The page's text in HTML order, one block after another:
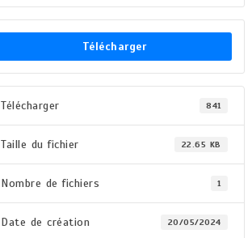
Télécharger
Télécharger 841
Taille du fichier 22.65 KB
Nombre de fichiers 1
Date de création 20/05/2024